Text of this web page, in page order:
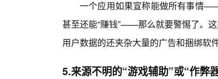
一个应用如果宣称能做所有事情
甚至还能“赚钱”——那么就要警惕了。
用户数据的还夹杂大量的广告和捆绑软
5.来源不明的“游戏辅助”或“作弊